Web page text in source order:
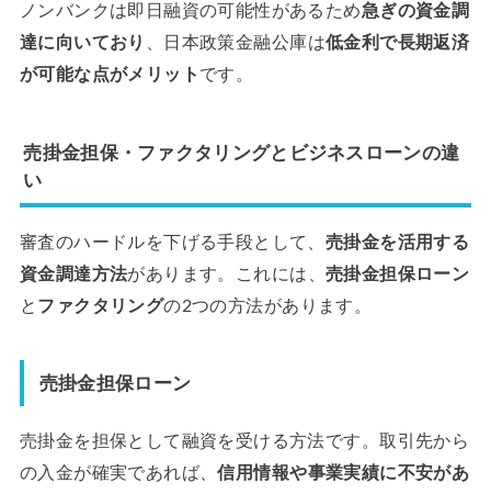
ノンバンクは即日融資の可能性があるため急ぎの資金調
達に向いており 、日本政策金融公庫は低金利で長期返済
が可能な点がメリット です。
売掛金担保・ファクタリングとビジネスローンの違
い
審査のハードルを下げる手段として、 売掛金を活用する
資金調達方法があります。これには、 売掛金担保ローン
と ファクタリングの2つの方法があります。
売掛金担保ローン
売掛金を担保として融資を受ける方法です。取引先から
の入金が確実であれば、信用情報や事業実績に不安があ